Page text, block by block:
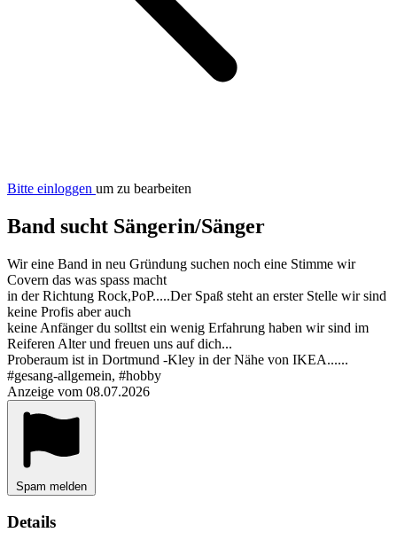
Bitte einloggen um zu bearbeiten
Band sucht Sängerin/Sänger
Wir eine Band in neu Gründung suchen noch eine Stimme wir
Covern das was spass macht
in der Richtung Rock,PoP.....Der Spaß steht an erster Stelle wir sind
keine Profis aber auch
keine Anfänger du solltst ein wenig Erfahrung haben wir sind im
Reiferen Alter und freuen uns auf dich...
Proberaum ist in Dortmund -Kley in der Nähe von IKEA......
#gesang-allgemein, #hobby
Anzeige vom 08.07.2026
Spam melden
Details